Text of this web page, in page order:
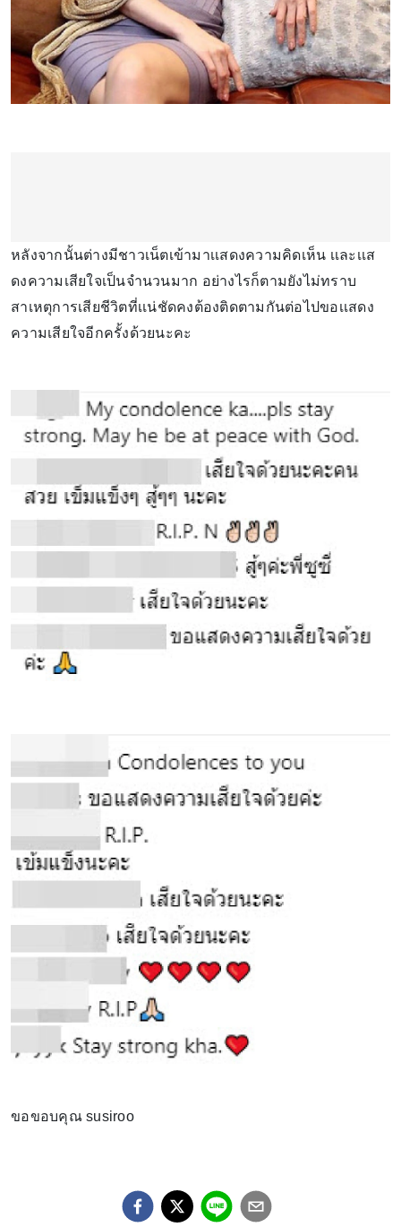
หลังจากนั้นต่างมีชาวเน็ตเข้ามาเเสดงความคิดเห็น เเละเเส
ดงความเสียใจเป็นจำนวนมาก อย่างไรก็ตามยังไม่ทราบ
สาเหตุการเสียชีวิตที่เเน่ชัดคงต้องติดตามกันต่อไปขอเเสดง
ความเสียใจอีกครั้งด้วยนะคะ
ขอขอบคุณ susiroo